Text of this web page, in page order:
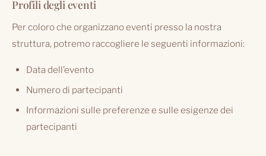
Profili degli eventi
Per coloro che organizzano eventi presso la nostra
struttura, potremo raccogliere le seguenti informazioni:
Data dell’evento
Numero di partecipanti
Informazioni sulle preferenze e sulle esigenze dei
partecipanti